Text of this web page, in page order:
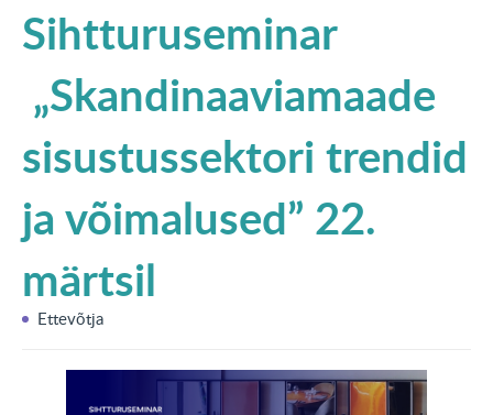
INVESTOR
TUTVUSTUS
UUDISED
Sihtturuseminar
„Skandinaaviamaade
sisustussektori trendid
ja võimalused” 22.
märtsil
Ettevõtja